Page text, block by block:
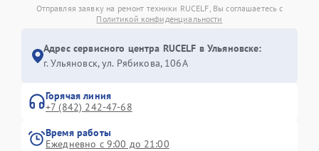
Отправляя заявку на ремонт техники RUCELF, Вы соглашаетесь с
Политикой конфиденциальности
Адрес сервисного центра RUCELF в Ульяновске:
г. Ульяновск, ул. Рябикова, 106А
Горячая линия
+7 (842) 242-47-68
Время работы
Ежедневно с 9:00 до 21:00